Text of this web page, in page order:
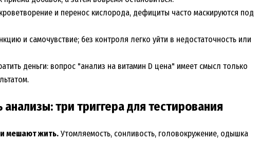
и перенос кислорода, дефициты часто маскируются под
и самочувствие; без контроля легко уйти в недостаточность или
деньги: вопрос "анализ на витамин D цена" имеет смысл только
анализы: три триггера для тестирования
мешают жить. Утомляемость, сонливость, головокружение, одышка